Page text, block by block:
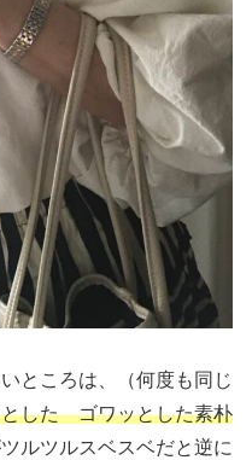
ところは、（何度も同じ
した ゴワッとした素朴
ルツルスベスベだと逆に